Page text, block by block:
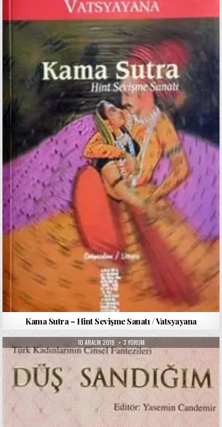
–
HINT
SEVIŞME
VATSYAYANA
Kama Sutra – Hint Sevişme Sanatı / Vatsyayana
PUBLISHED
DATE:
10 ARALIK 2019 DÜŞ
SANDIĞIM
–
KADINLARININ
CINSEL
FANTEZILERI
/
YASEMIN
CANDEMIR
IÇIN
3 YORUM